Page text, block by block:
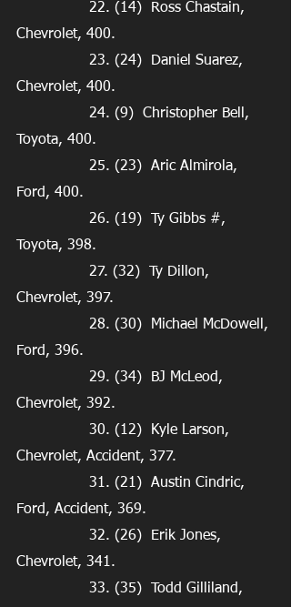
Chevrolet, 400.
Chevrolet, 400.
Toyota, 400.
Ford, 400.
Toyota, 398.
Chevrolet, 397.
Ford, 396.
Chevrolet, 392.
Chevrolet, Accident, 377.
Ford, Accident, 369.
Chevrolet, 341.